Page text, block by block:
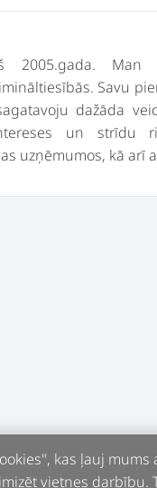
Man
Savu
dažāda
un strīdu
kas ļauj
vietnes darbību.